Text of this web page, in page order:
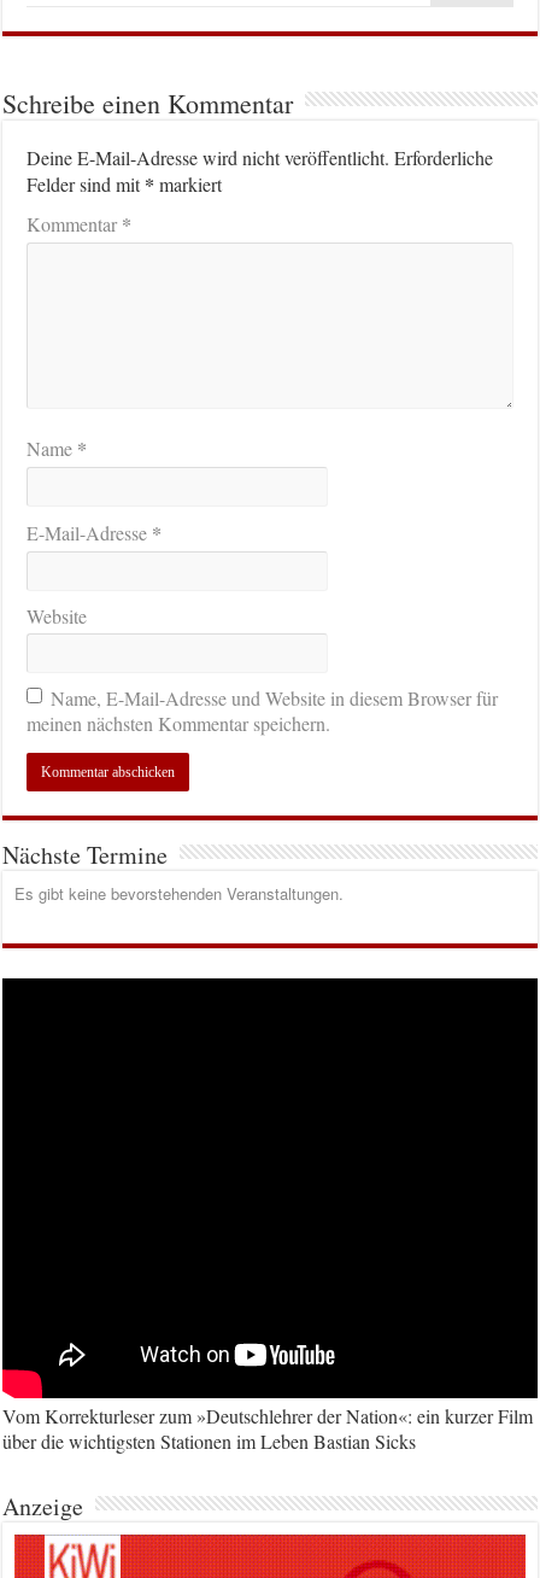
Schreibe einen Kommentar
Deine E-Mail-Adresse wird nicht veröffentlicht. Erforderliche
Felder sind mit* markiert
Kommentar*
Name *
E-Mail-Adresse *
Website
Name, E-Mail-Adresse und Website in diesem Browser für
meinen nächsten Kommentar speichern.
Nächste Termine
Es gibt keine bevorstehenden Veranstaltungen.
Vom Korrekturleser zum »Deutschlehrer der Nation«: ein kurzer Film
über die wichtigsten Stationen im Leben Bastian Sicks
Anzeige